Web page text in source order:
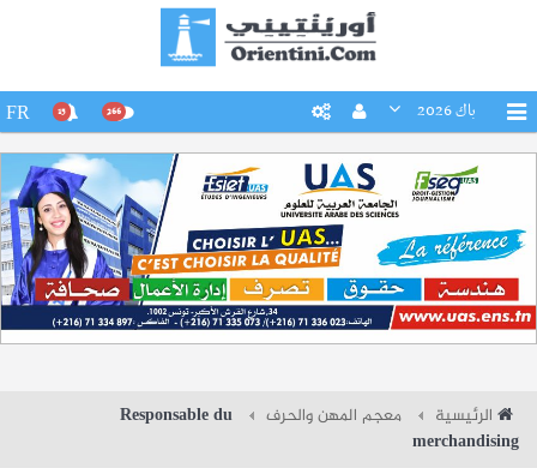
باك 2026 266
15
FR
الرئيسية معجم المهن والحرف
Responsable du
merchandising